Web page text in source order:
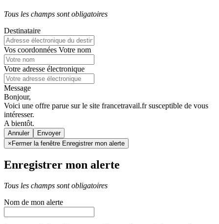
Tous les champs sont obligatoires
Destinataire
Vos coordonnées Votre nom
Votre adresse électronique
Message
Bonjour,
Voici une offre parue sur le site francetravail.fr susceptible de vous
intéresser.
A bientôt.
Annuler
× Fermer la fenêtre Enregistrer mon alerte
Enregistrer mon alerte
Tous les champs sont obligatoires
Nom de mon alerte